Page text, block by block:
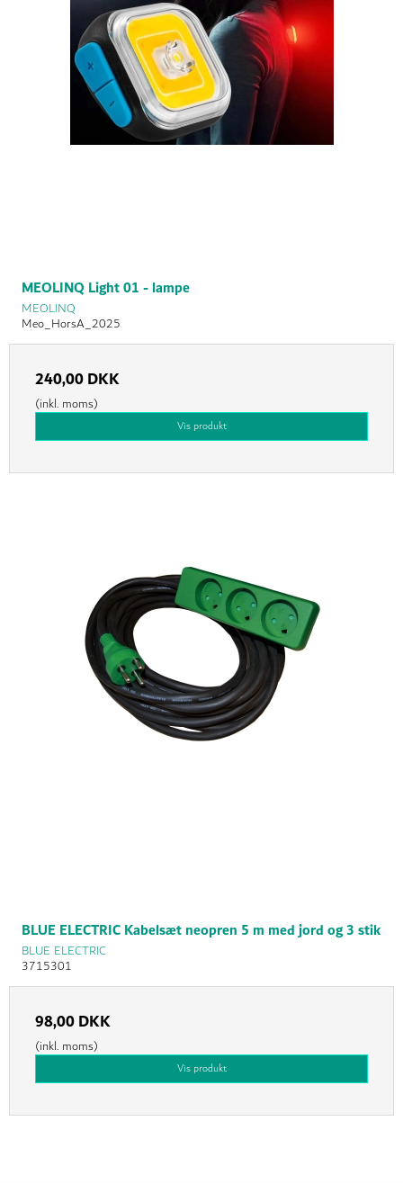
MEOLINQ Light 01 - lampe
MEOLINQ
Meo_HorsA_2025
240,00 DKK
(inkl. moms)
Vis produkt
BLUE ELECTRIC Kabelsæt neopren 5 m med jord og 3 stik
BLUE ELECTRIC
3715301
98,00 DKK
(inkl. moms)
Vis produkt